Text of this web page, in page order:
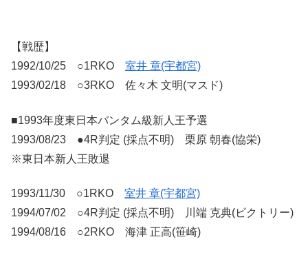
【戦歴】
1992/10/25 ○1RKO 室井 章(宇都宮)
1993/02/18 ○3RKO 佐々木 文明(マスド)
■1993年度東日本バンタム級新人王予選
1993/08/23 ●4R判定 (採点不明) 栗原 朝春(協栄)
※東日本新人王敗退
1993/11/30 ○1RKO 室井 章(宇都宮)
1994/07/02 ○4R判定 (採点不明) 川端 克典(ビクトリー)
1994/08/16 ○2RKO 海津 正高(笹崎)